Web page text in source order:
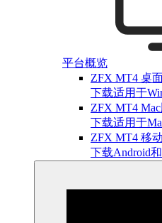
平台概览
ZFX MT4 桌
下载适用于
ZFX MT4 Mac
下载适用于
ZFX MT4 移
下载Android